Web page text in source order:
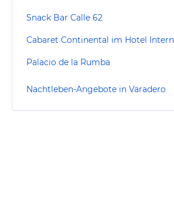
Snack Bar Calle 62
Palacio de la Rumba
Nachtleben-Angebote in Varadero